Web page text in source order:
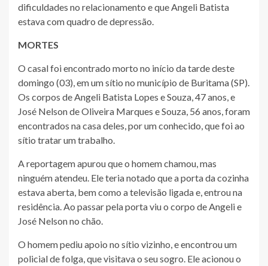
dificuldades no relacionamento e que Angeli Batista
estava com quadro de depressão.
MORTES
O casal foi encontrado morto no início da tarde deste
domingo (03), em um sítio no município de Buritama (SP).
Os corpos de Angeli Batista Lopes e Souza, 47 anos, e
José Nelson de Oliveira Marques e Souza, 56 anos, foram
encontrados na casa deles, por um conhecido, que foi ao
sítio tratar um trabalho.
A reportagem apurou que o homem chamou, mas
ninguém atendeu. Ele teria notado que a porta da cozinha
estava aberta, bem como a televisão ligada e, entrou na
residência. Ao passar pela porta viu o corpo de Angeli e
José Nelson no chão.
O homem pediu apoio no sítio vizinho, e encontrou um
policial de folga, que visitava o seu sogro. Ele acionou o